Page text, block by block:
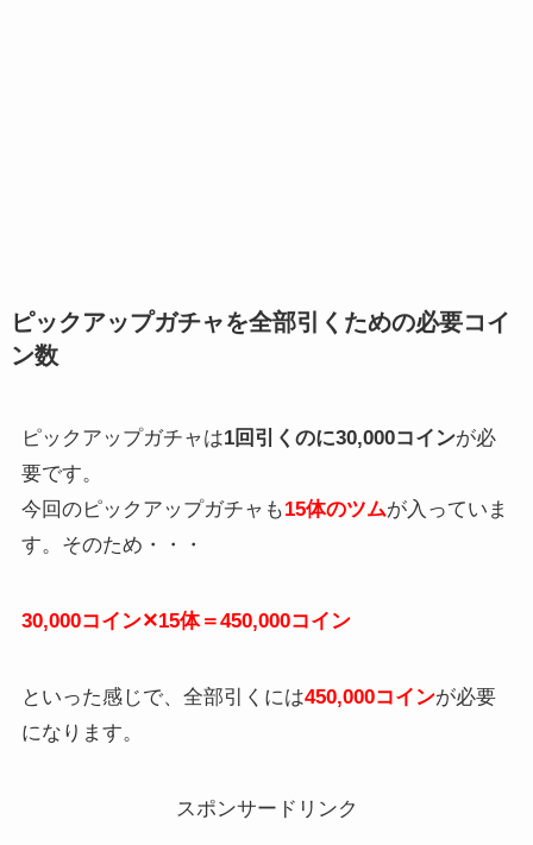
ピックアップガチャを全部引くための必要コイ
ン数
ピックアップガチャは1回引くのに30,000コインが必
要です。
今回のピックアップガチャも15体のツムが入っていま
す。そのため・・・
30,000コイン✕15体＝450,000コイン
といった感じで、全部引くには450,000コインが必要
になります。
スポンサードリンク